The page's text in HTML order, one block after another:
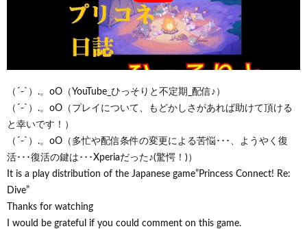
（´-`）.。oO（YouTube_ひっそりと不定期_配信♪）
（´-`）.。oO（プレイについて、もどかしさがあれば助けて頂ける
と幸いです！）
（´-`）.。oO（多忙や配信条件の変更による苦悩･･･、ようやく復
活･･･復活の鍵は･･･Xperiaだった♪(驚愕！)）
It is a play distribution of the Japanese game”Princess Connect! Re:
Dive”
Thanks for watching
I would be grateful if you could comment on this game.